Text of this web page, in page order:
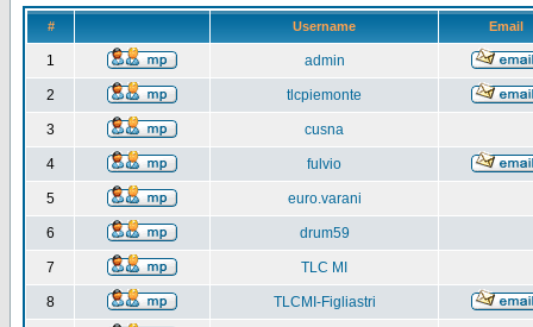
# Username Email
1 admin
2 tlcpiemonte
3 cusna
4 fulvio
5 euro.varani
6 drum59
7 TLC MI
8 TLCMI-Figliastri